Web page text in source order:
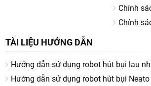
Chính
Chính
TÀI LIỆU HƯỚNG DẪN
Hướng dẫn sử dụng robot hút bụi lau
Hướng dẫn sử dụng robot hút bụi Neato